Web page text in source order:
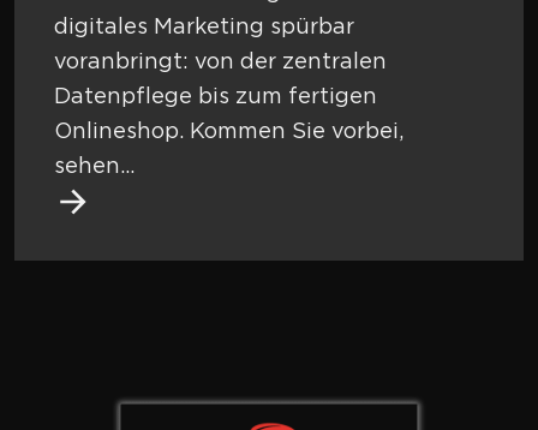
digitales Marketing spürbar
voranbringt: von der zentralen
Datenpflege bis zum fertigen
Onlineshop. Kommen Sie vorbei,
sehen...